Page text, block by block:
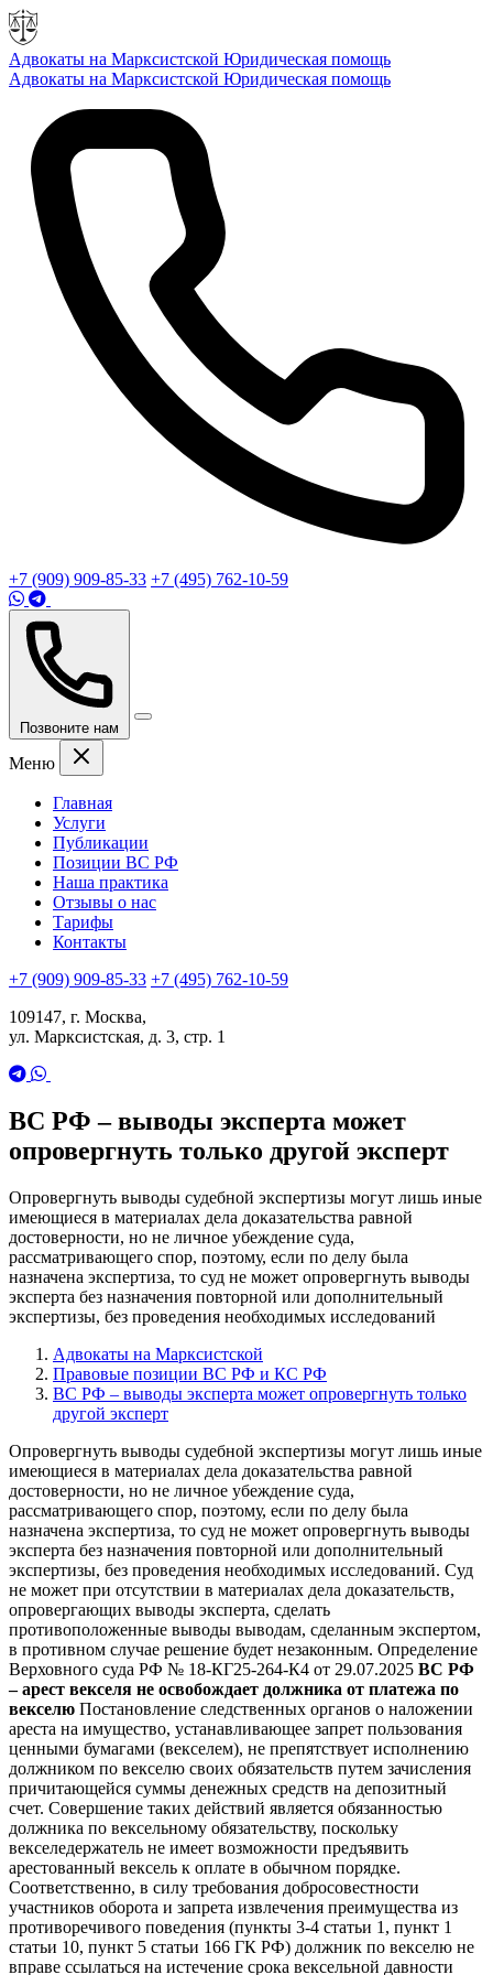
Адвокаты на Марксистской Юридическая помощь
Адвокаты на Марксистской Юридическая помощь
+7 (909) 909-85-33 +7 (495) 762-10-59
Позвоните нам
Меню
Главная
Услуги
Публикации
Позиции ВС РФ
Наша практика
Отзывы о нас
Тарифы
Контакты
+7 (909) 909-85-33 +7 (495) 762-10-59
109147, г. Москва,
ул. Марксистская, д. 3, стр. 1
ВС РФ – выводы эксперта может
опровергнуть только другой эксперт
Опровергнуть выводы судебной экспертизы могут лишь иные
имеющиеся в материалах дела доказательства равной
достоверности, но не личное убеждение суда,
рассматривающего спор, поэтому, если по делу была
назначена экспертиза, то суд не может опровергнуть выводы
эксперта без назначения повторной или дополнительный
экспертизы, без проведения необходимых исследований
Адвокаты на Марксистской
Правовые позиции ВС РФ и КС РФ
ВС РФ – выводы эксперта может опровергнуть только
другой эксперт
Опровергнуть выводы судебной экспертизы могут лишь иные
имеющиеся в материалах дела доказательства равной
достоверности, но не личное убеждение суда,
рассматривающего спор, поэтому, если по делу была
назначена экспертиза, то суд не может опровергнуть выводы
эксперта без назначения повторной или дополнительный
экспертизы, без проведения необходимых исследований. Суд
не может при отсутствии в материалах дела доказательств,
опровергающих выводы эксперта, сделать
противоположенные выводы выводам, сделанным экспертом,
в противном случае решение будет незаконным. Определение
Верховного суда РФ № 18-КГ25-264-К4 от 29.07.2025 ВС РФ
– арест векселя не освобождает должника от платежа по
векселю Постановление следственных органов о наложении
ареста на имущество, устанавливающее запрет пользования
ценными бумагами (векселем), не препятствует исполнению
должником по векселю своих обязательств путем зачисления
причитающейся суммы денежных средств на депозитный
счет. Совершение таких действий является обязанностью
должника по вексельному обязательству, поскольку
векселедержатель не имеет возможности предъявить
арестованный вексель к оплате в обычном порядке.
Соответственно, в силу требования добросовестности
участников оборота и запрета извлечения преимущества из
противоречивого поведения (пункты 3-4 статьи 1, пункт 1
статьи 10, пункт 5 статьи 166 ГК РФ) должник по векселю не
вправе ссылаться на истечение срока вексельной давности